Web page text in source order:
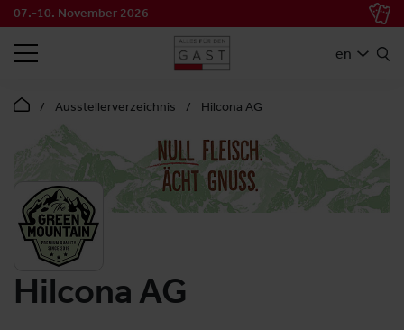
07.-10. November 2026
en
SEARCH
Ausstellerverzeichnis Hilcona AG
Hilcona AG